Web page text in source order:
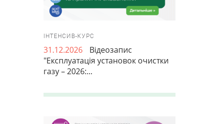
ІНТЕНСИВ-КУРС
31.12.2026
Відеозапис
"Експлуатація установок очистки
газу – 2026:...